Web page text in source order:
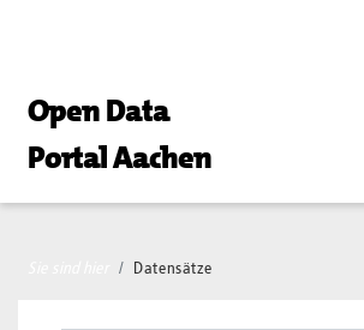
Open Data
Portal Aachen
Datensätze